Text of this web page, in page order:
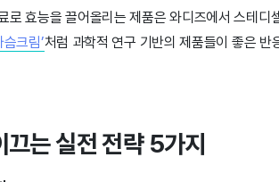
로 효능을 끌어올리는 제품은 와디즈에서 스테디
슴크림’처럼 과학적 연구 기반의 제품들이 좋은 반
는 실전 전략 5가지